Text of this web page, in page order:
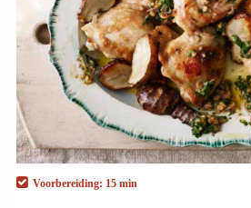
Voorbereiding: 15 min